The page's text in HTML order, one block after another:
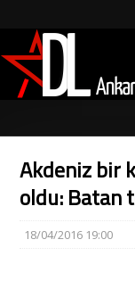
Akdeniz bir
oldu: Batan
18/04/2016 19:00